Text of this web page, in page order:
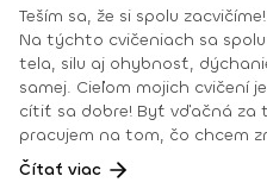
Teším sa, že si spolu zacvičíme! Pilates, Joga a Gravid joga.
Na týchto cvičeniach sa
tela, silu aj ohybnosť,
samej. Cieľom mojich cvičení
cítiť sa dobre! Byť vďačná za
pracujem na tom, čo chcem zmeniť
Teším sa na teba na online
Fitshaker podcaste! Taktiež
Čítať viac